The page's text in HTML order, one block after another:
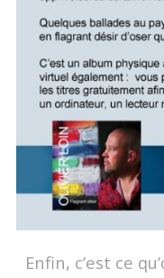
Enfin, c’est ce